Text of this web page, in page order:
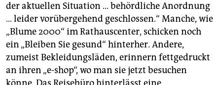
der aktuellen Situation … behördliche Anordnung
… leider vorübergehend geschlossen.“ Manche, wie
„Blume 2000“ im Rathauscenter, schicken noch
ein „Bleiben Sie gesund“ hinterher. Andere,
zumeist Bekleidungsläden, erinnern fettgedruckt
an ihren „e-shop“, wo man sie jetzt besuchen